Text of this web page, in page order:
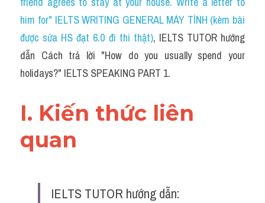
him for" IELTS WRITING GENERAL MÁY TÍNH (kèm bài
được sửa HS đạt 6.0 đi thi thật), IELTS TUTOR hướng
dẫn Cách trả lời "How do you usually spend your
holidays?" IELTS SPEAKING PART 1.
I. Kiến thức liên
quan
IELTS TUTOR hướng dẫn: